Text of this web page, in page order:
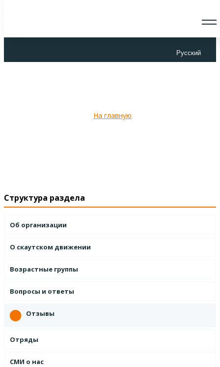
Русский
ПРИСОЕДИНИТЬСЯ
На главную
Структура раздела
Об организации
О скаутском движении
Возрастные группы
Вопросы и ответы
Отзывы
Отряды
СМИ о нас